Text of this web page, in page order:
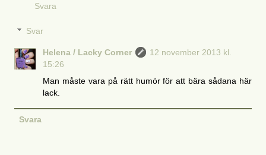
Svara
Svar
Helena / Lacky Corner
12 november 2013 kl.
15:26
Man måste vara på rätt humör för att bära sådana här
lack.
Svara